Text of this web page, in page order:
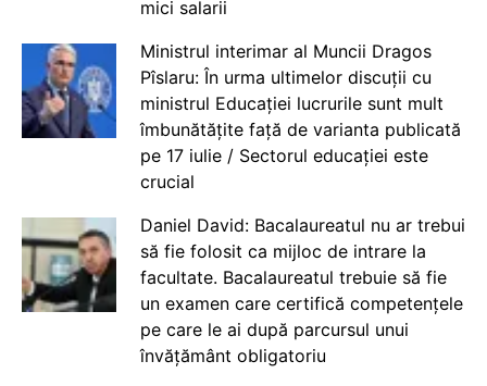
mici salarii
Ministrul interimar al Muncii Dragos
Pîslaru: În urma ultimelor discuții cu
ministrul Educației lucrurile sunt mult
îmbunătățite față de varianta publicată
pe 17 iulie / Sectorul educației este
crucial
Daniel David: Bacalaureatul nu ar trebui
să fie folosit ca mijloc de intrare la
facultate. Bacalaureatul trebuie să fie
un examen care certifică competențele
pe care le ai după parcursul unui
învățământ obligatoriu